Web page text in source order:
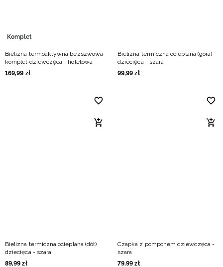
Komplet
Bielizna termoaktywna bezszwowa
komplet dziewczęca - fioletowa
169,99 zł
Bielizna termiczna ocieplana (góra)
dziecięca - szara
99,99 zł
Bielizna termiczna ocieplana (dół)
dziecięca - szara
89,99 zł
Czapka z pomponem dziewczęca -
szara
79,99 zł